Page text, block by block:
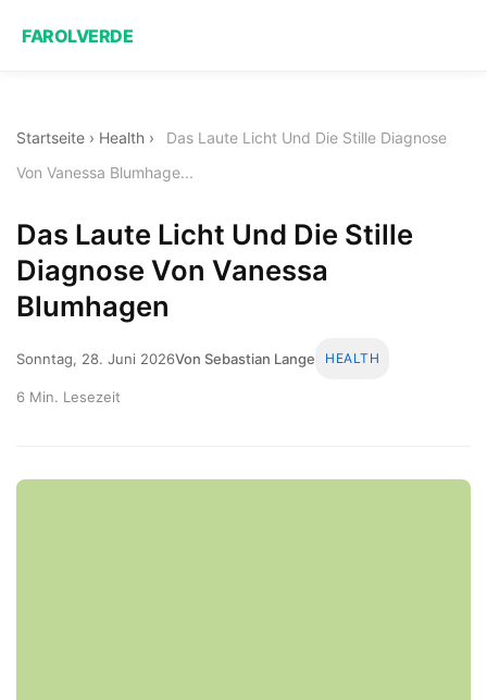
FAROLVERDE
Startseite › Health ›
Das Laute Licht Und Die Stille Diagnose
Von Vanessa Blumhage...
Das Laute Licht Und Die Stille
Diagnose Von Vanessa
Blumhagen
Sonntag, 28. Juni 2026Von Sebastian Lange HEALTH
6 Min. Lesezeit